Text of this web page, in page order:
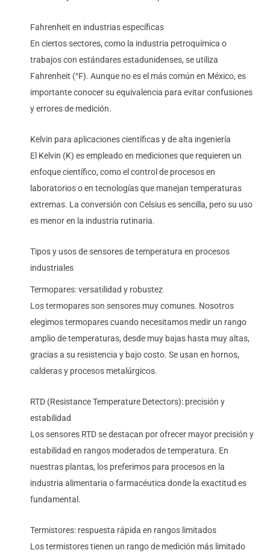
Fahrenheit en industrias específicas
En ciertos sectores, como la industria petroquímica o
trabajos con estándares estadunidenses, se utiliza
Fahrenheit (°F). Aunque no es el más común en México, es
importante conocer su equivalencia para evitar confusiones
y errores de medición.
Kelvin para aplicaciones científicas y de alta ingeniería
El Kelvin (K) es empleado en mediciones que requieren un
enfoque científico, como el control de procesos en
laboratorios o en tecnologías que manejan temperaturas
extremas. La conversión con Celsius es sencilla, pero su uso
es menor en la industria rutinaria.
Tipos y usos de sensores de temperatura en procesos
industriales
Termopares: versatilidad y robustez
Los termopares son sensores muy comunes. Nosotros
elegimos termopares cuando necesitamos medir un rango
amplio de temperaturas, desde muy bajas hasta muy altas,
gracias a su resistencia y bajo costo. Se usan en hornos,
calderas y procesos metalúrgicos.
RTD (Resistance Temperature Detectors): precisión y
estabilidad
Los sensores RTD se destacan por ofrecer mayor precisión y
estabilidad en rangos moderados de temperatura. En
nuestras plantas, los preferimos para procesos en la
industria alimentaria o farmacéutica donde la exactitud es
fundamental.
Termistores: respuesta rápida en rangos limitados
Los termistores tienen un rango de medición más limitado